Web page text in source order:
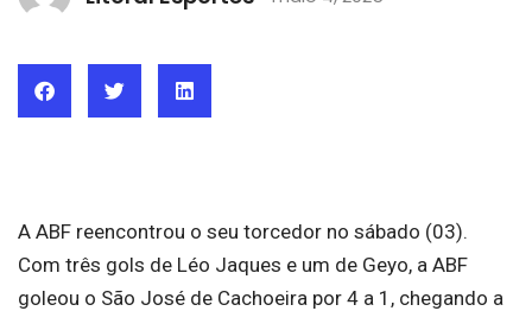
A ABF reencontrou o seu torcedor no sábado (03).
Com três gols de Léo Jaques e um de Geyo, a ABF
goleou o São José de Cachoeira por 4 a 1, chegando a